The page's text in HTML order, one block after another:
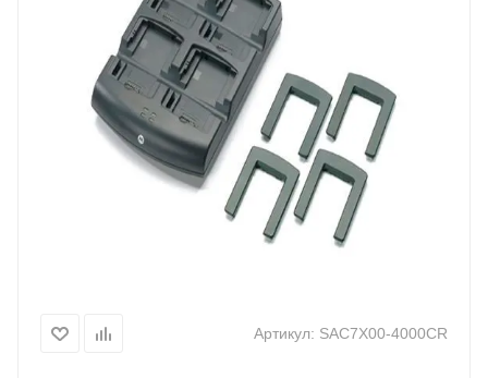
Артикул: SAC7X00-4000CR